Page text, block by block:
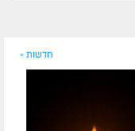
חדשות »